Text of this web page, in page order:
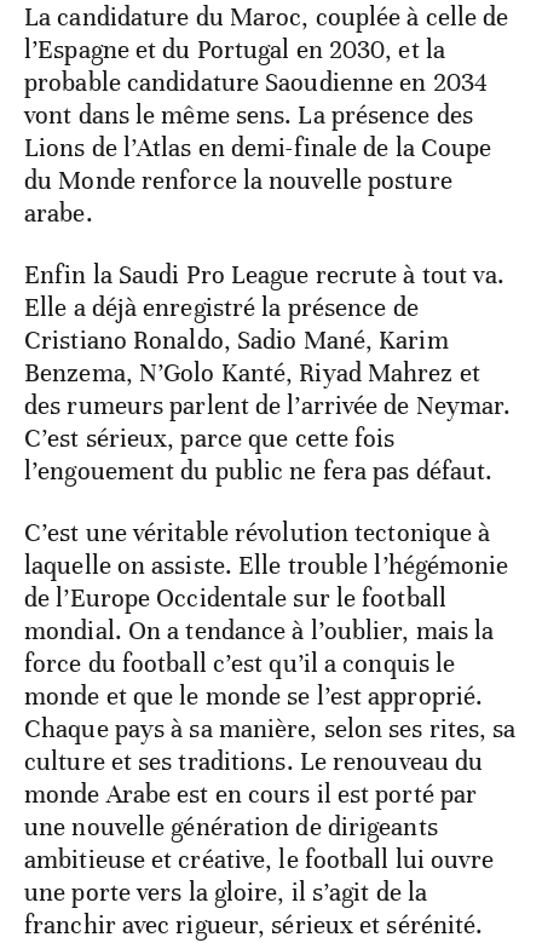
La candidature du Maroc, couplée à celle de
l’Espagne et du Portugal en 2030, et la
probable candidature Saoudienne en 2034
vont dans le même sens. La présence des
Lions de l’Atlas en demi-finale de la Coupe
du Monde renforce la nouvelle posture
arabe.
Enfin la Saudi Pro League recrute à tout va.
Elle a déjà enregistré la présence de
Cristiano Ronaldo, Sadio Mané, Karim
Benzema, N’Golo Kanté, Riyad Mahrez et
des rumeurs parlent de l’arrivée de Neymar.
C’est sérieux, parce que cette fois
l’engouement du public ne fera pas défaut.
C’est une véritable révolution tectonique à
laquelle on assiste. Elle trouble l’hégémonie
de l’Europe Occidentale sur le football
mondial. On a tendance à l’oublier, mais la
force du football c’est qu’il a conquis le
monde et que le monde se l’est approprié.
Chaque pays à sa manière, selon ses rites, sa
culture et ses traditions. Le renouveau du
monde Arabe est en cours il est porté par
une nouvelle génération de dirigeants
ambitieuse et créative, le football lui ouvre
une porte vers la gloire, il s’agit de la
franchir avec rigueur, sérieux et sérénité.